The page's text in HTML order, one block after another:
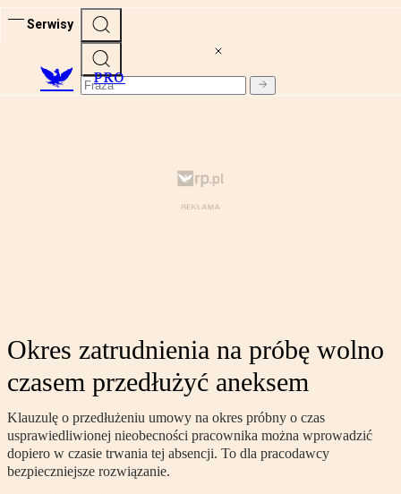
Serwisy
PRO
Okres zatrudnienia na próbę wolno
czasem przedłużyć aneksem
Klauzulę o przedłużeniu umowy na okres próbny o czas
usprawiedliwionej nieobecności pracownika można wprowadzić
dopiero w czasie trwania tej absencji. To dla pracodawcy
bezpieczniejsze rozwiązanie.